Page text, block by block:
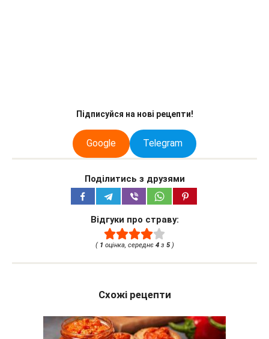
Підписуйся на нові рецепти!
Google Telegram
Поділитись з друзями
Відгуки про страву:
( 1 оцінка, середнє 4з 5)
Схожі рецепти